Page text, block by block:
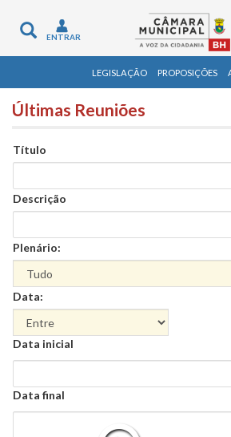
Toggle
navigation
ENTRAR
LEGISLAÇÃO PROPOSIÇÕES
Últimas Reuniões
Título
Descrição
Plenário:
Data:
Data
Data inicial
Data
Data final